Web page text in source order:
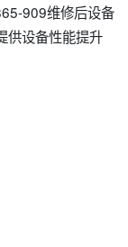
909维修后设备
供设备性能提升